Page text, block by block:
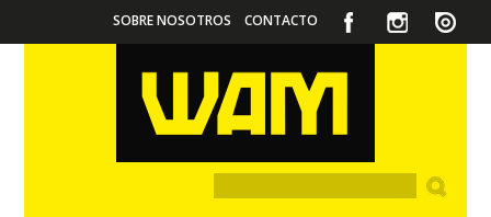
SOBRE NOSOTROS CONTACTO